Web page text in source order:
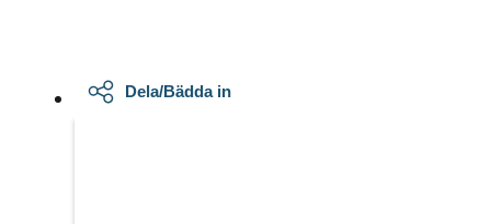
Dela/Bädda in